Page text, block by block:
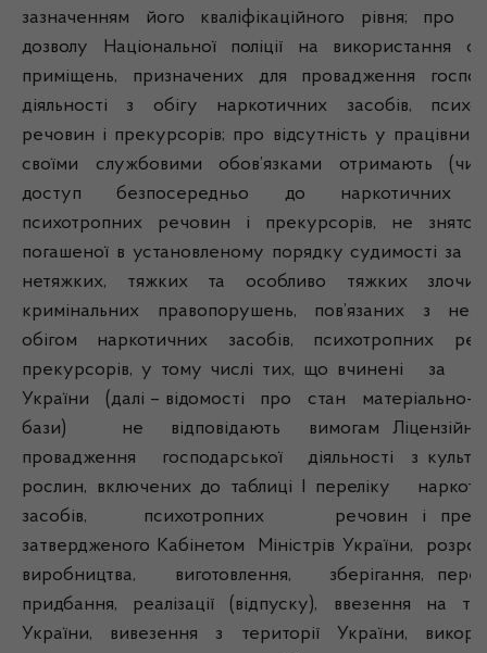
зазначенням його кваліфікаційного рівня; про
дозволу Національної поліції на використання
приміщень, призначених для провадження
діяльності з обігу наркотичних засобів,
речовин і прекурсорів; про відсутність у
своїми службовими обов’язками отримають (чи
доступ безпосередньо до наркотичних
психотропних речовин і прекурсорів, не
погашеної в установленому порядку судимості за
нетяжких, тяжких та особливо тяжких
кримінальних правопорушень, пов’язаних з
обігом наркотичних засобів, психотропних
прекурсорів, у тому числі тих, що вчинені за
України (далі – відомості про стан матеріально-
бази) не відповідають вимогам
провадження господарської діяльності з
рослин, включених до таблиці I переліку
засобів, психотропних речовин і
затвердженого Кабінетом Міністрів України,
виробництва, виготовлення, зберігання,
придбання, реалізації (відпуску), ввезення на
України, вивезення з території України,